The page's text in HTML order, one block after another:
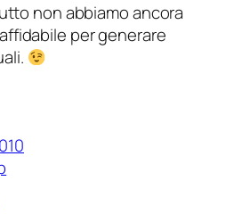
non abbiamo ancora
per generare